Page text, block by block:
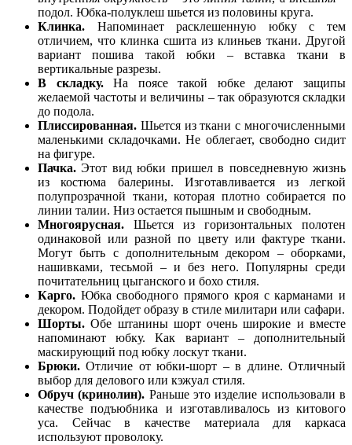
подол. Юбка-полуклеш шьется из половины круга.
Клинка. Напоминает расклешенную юбку с тем
отличием, что клинка сшита из клиньев ткани. Другой
вариант пошива такой юбки – вставка ткани в
вертикальные разрезы.
В складку.На поясе такой юбке делают защипы
желаемой частоты и величины – так образуются складки
до подола.
Плиссированная. Шьется из ткани с многочисленными
маленькими складочками. Не облегает, свободно сидит
на фигуре.
Пачка.Этот вид юбки пришел в повседневную жизнь
из костюма балерины. Изготавливается из легкой
полупрозрачной ткани, которая плотно собирается по
линии талии. Низ остается пышным и свободным.
Многоярусная. Шьется из горизонтальных полотен
одинаковой или разной по цвету или фактуре ткани.
Могут быть с дополнительным декором – оборками,
нашивками, тесьмой – и без него. Популярны среди
почитательниц цыганского и бохо стиля.
Карго. Юбка свободного прямого кроя с карманами и
декором. Подойдет образу в стиле милитари или сафари.
Шорты.Обе штанины шорт очень широкие и вместе
напоминают юбку. Как вариант – дополнительный
маскирующий под юбку лоскут ткани.
Брюки.Отличие от юбки-шорт – в длине. Отличный
выбор для делового или кэжуал стиля.
Обруч (кринолин). Раньше это изделие использовали в
качестве подъюбника и изготавливалось из китового
уса. Сейчас в качестве материала для каркаса
используют проволоку.